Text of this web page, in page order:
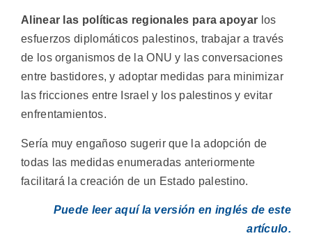
Alinear las políticas regionales para apoyar los
esfuerzos diplomáticos palestinos, trabajar a través
de los organismos de la ONU y las conversaciones
entre bastidores, y adoptar medidas para minimizar
las fricciones entre Israel y los palestinos y evitar
enfrentamientos.
Sería muy engañoso sugerir que la adopción de
todas las medidas enumeradas anteriormente
facilitará la creación de un Estado palestino.
Puede leer aquí la versión en inglés de este
artículo.